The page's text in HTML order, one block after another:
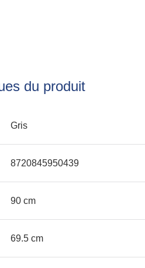
du produit
Gris
8720845950439
90 cm
69.5 cm